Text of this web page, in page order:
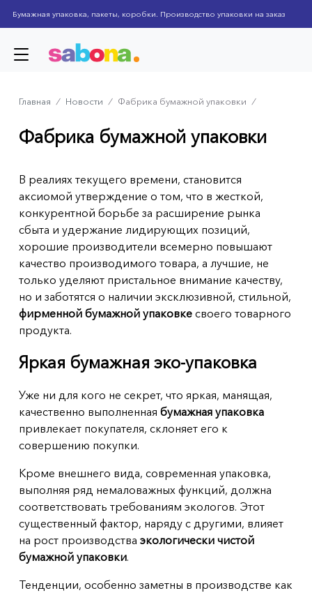
content
Бумажная упаковка, пакеты, коробки. Производство упаковки на заказ
Главная ⁄ Новости ⁄ Фабрика бумажной упаковки ⁄
Фабрика бумажной упаковки
В реалиях текущего времени, становится
аксиомой утверждение о том, что в жесткой,
конкурентной борьбе за расширение рынка
сбыта и удержание лидирующих позиций,
хорошие производители всемерно повышают
качество производимого товара, а лучшие, не
только уделяют пристальное внимание качеству,
но и заботятся о наличии эксклюзивной, стильной,
фирменной бумажной упаковкесвоего товарного
продукта.
Яркая бумажная эко-упаковка
Уже ни для кого не секрет, что яркая, манящая,
качественно выполненная бумажная упаковка
привлекает покупателя, склоняет его к
совершению покупки.
Кроме внешнего вида, современная упаковка,
выполняя ряд немаловажных функций, должна
соответствовать требованиям экологов. Этот
существенный фактор, наряду с другими, влияет
на рост производства экологически чистой
бумажной упаковки.
Тенденции, особенно заметны в производстве как